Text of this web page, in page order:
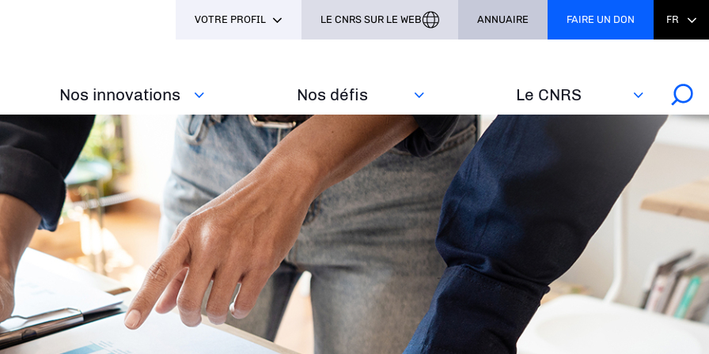
Nos innovations Nos défis‎ Le CNRS
VOTRE PROFIL LE CNRS SUR LE WEB ANNUAIRE FAIRE UN DON FR